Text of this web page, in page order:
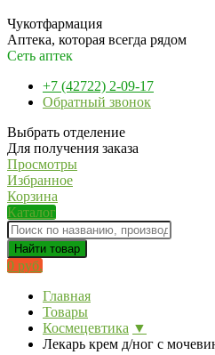
Чукотфармация
Аптека, которая всегда рядом
Сеть аптек
+7 (42722) 2-09-17
Обратный звонок
Выбрать отделение
Для получения заказа
Просмотры
Избранное
Корзина
Каталог
Найти товар
0 руб.
Главная
Товары
Космецевтика ▼
Лекарь крем д/ног с